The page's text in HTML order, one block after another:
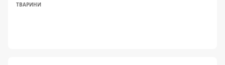
ТВАРИНИ